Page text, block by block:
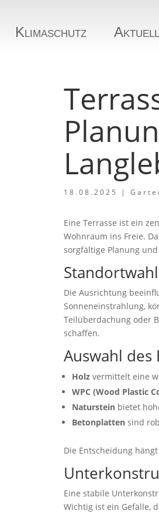
Klimaschutz
18.08.2025 |
Eine Terrasse ist ein
Wohnraum ins Freie.
sorgfältige Planung
Die Ausrichtung
Sonneneinstrahlung,
Teilüberdachung oder
schaffen.
Auswahl des
Holz vermittelt eine
WPC (Wood Plastic
Naturstein bietet
Betonplatten sind
Die Entscheidung
Eine stabile
Wichtig ist ein Gefälle,